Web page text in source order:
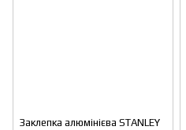
Заклепка алюмінієва STANLEY